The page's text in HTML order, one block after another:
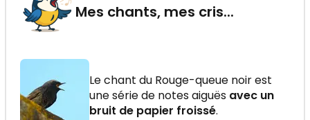
Mes chants, mes cris...
Le chant du Rouge-queue noir est
une série de notes aiguës avec un
bruit de papier froissé.